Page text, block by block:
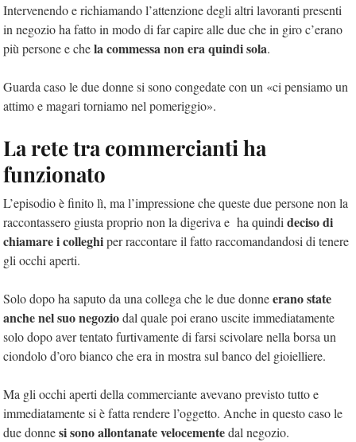
Intervenendo e richiamando l’attenzione degli altri lavoranti presenti
in negozio ha fatto in modo di far capire alle due che in giro c’erano
più persone e chela commessa non era quindi sola.
Guarda caso le due donne si sono congedate con un «ci pensiamo un
attimo e magari torniamo nel pomeriggio».
La rete tra commercianti ha
funzionato
L’episodio è finito lì, ma l’impressione che queste due persone non la
raccontassero giusta proprio non la digeriva e ha quindi deciso di
chiamare i colleghiper raccontare il fatto raccomandandosi di tenere
gli occhi aperti.
Solo dopo ha saputo da una collega che le due donneerano state
anche nel suo negoziodal quale poi erano uscite immediatamente
solo dopo aver tentato furtivamente di farsi scivolare nella borsa un
ciondolo d’oro bianco che era in mostra sul banco del gioielliere.
Ma gli occhi aperti della commerciante avevano previsto tutto e
immediatamente si è fatta rendere l’oggetto. Anche in questo caso le
due donnesi sono allontanate velocementedal negozio.